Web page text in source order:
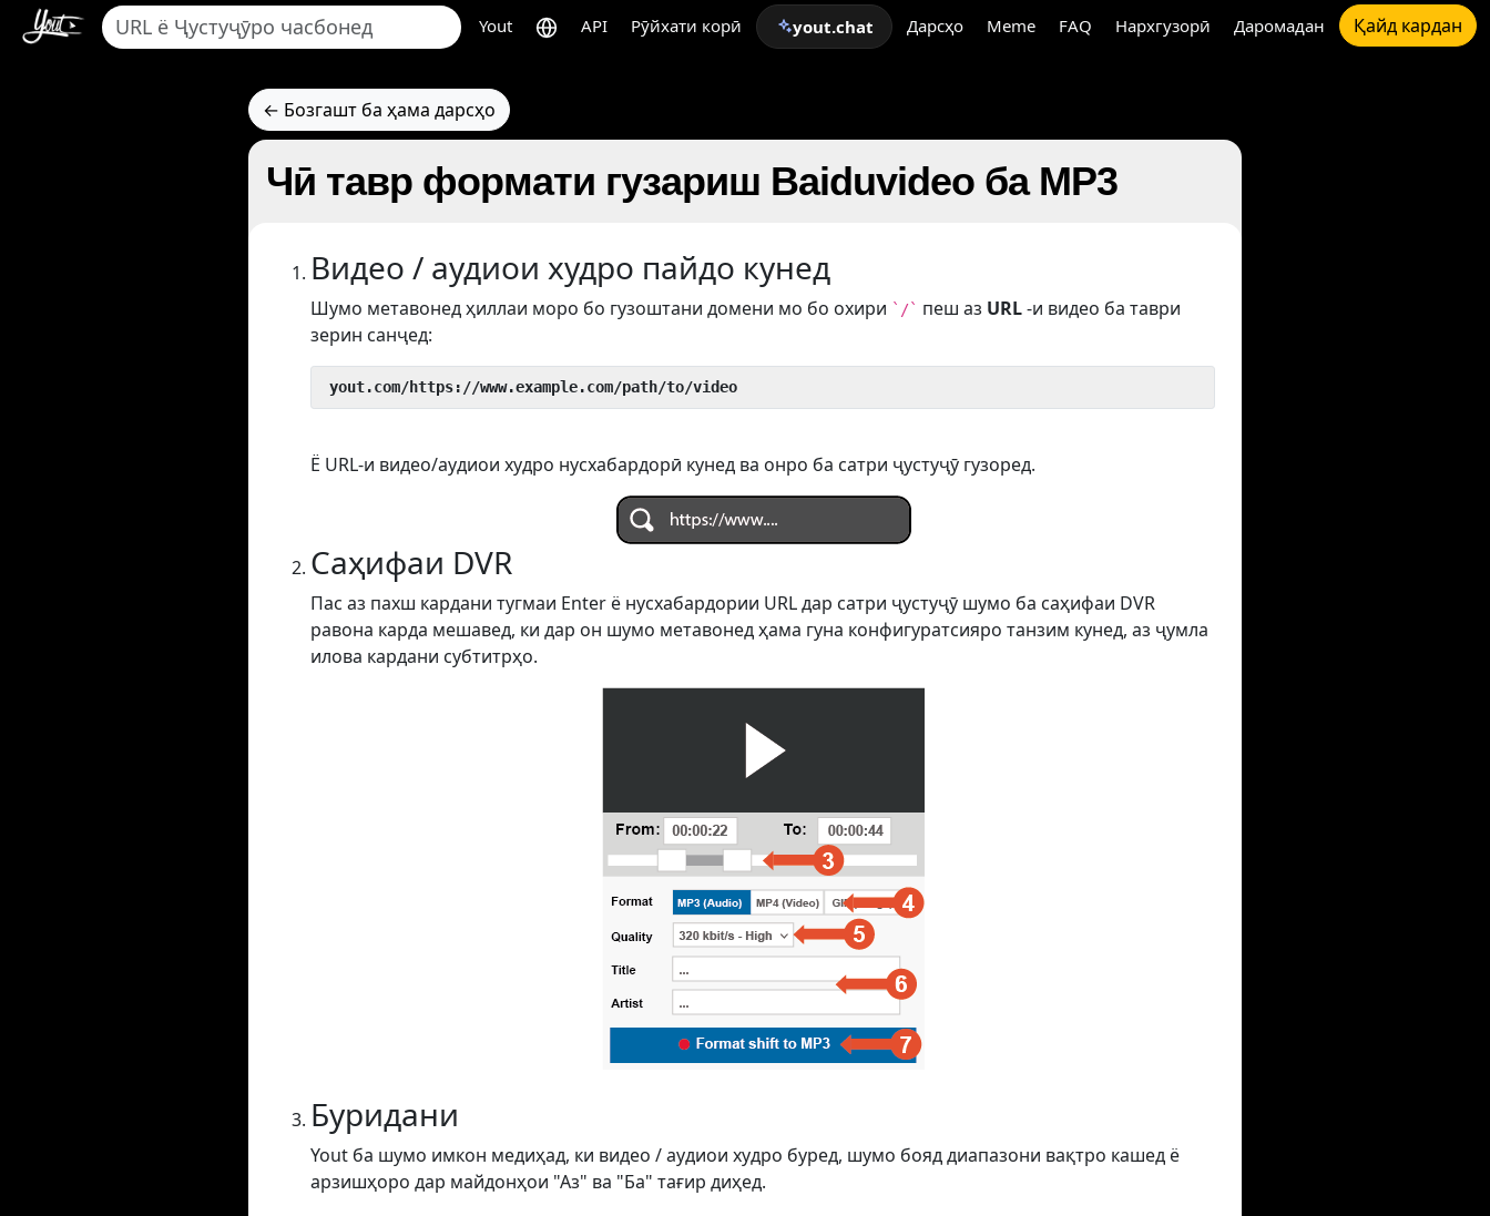
Yout API Рӯйхати корӣ yout.chat Дарсҳо Meme FAQ Нархгузорӣ Даромадан Қайд кардан
← Бозгашт ба ҳама дарсҳо
Чӣ тавр формати гузариш Baiduvideo ба MP3
Видео / аудиои худро пайдо кунед
Шумо метавонед ҳиллаи моро бо гузоштани домени мо бо охири `/` пеш аз URL-и видео ба таври
зерин санҷед:
yout.com/https://www.example.com/path/to/video
Ё URL-и видео/аудиои худро нусхабардорӣ кунед ва онро ба сатри ҷустуҷӯ гузоред.
Саҳифаи DVR
Пас аз пахш кардани тугмаи Enter ё нусхабардории URL дар сатри ҷустуҷӯ шумо ба саҳифаи DVR
равона карда мешавед, ки дар он шумо метавонед ҳама гуна конфигуратсияро танзим кунед, аз ҷумла
илова кардани субтитрҳо.
Буридани
Yout ба шумо имкон медиҳад, ки видео / аудиои худро буред, шумо бояд диапазони вақтро кашед ё
арзишҳоро дар майдонҳои "Аз" ва "Ба" тағир диҳед.